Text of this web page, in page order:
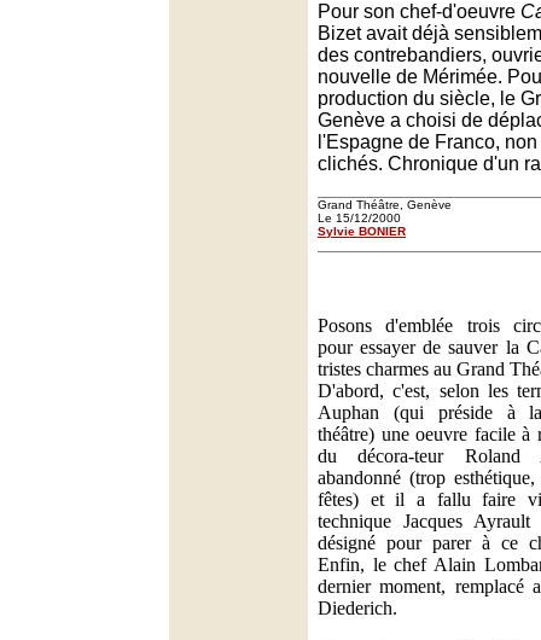
Pour son chef-d'oeuvre
Bizet avait déjà
des contrebandiers,
nouvelle de Mérimée.
production du siècle, le
Genève a choisi de
l'Espagne de Franco,
clichés. Chronique d'un
Grand Théâtre, Genève
Le 15/12/2000
Sylvie BONIER
Posons d'emblée trois
pour essayer de sauver la
tristes charmes au Grand
D'abord, c'est, selon les
Auphan (qui préside à
théâtre) une oeuvre facile à
du décora-teur Roland
abandonné (trop
fêtes) et il a fallu faire
technique Jacques
désigné pour parer à ce
Enfin, le chef Alain
dernier moment, remplacé
Diederich.